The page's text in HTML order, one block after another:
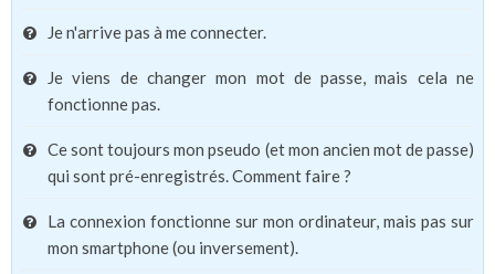
Je n'arrive pas à me connecter.
Je viens de changer mon mot de passe, mais cela ne
fonctionne pas.
Ce sont toujours mon pseudo (et mon ancien mot de passe)
qui sont pré-enregistrés. Comment faire ?
La connexion fonctionne sur mon ordinateur, mais pas sur
mon smartphone (ou inversement).